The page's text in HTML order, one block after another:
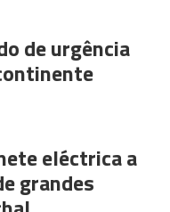
de urgência
eléctrica a
grandes